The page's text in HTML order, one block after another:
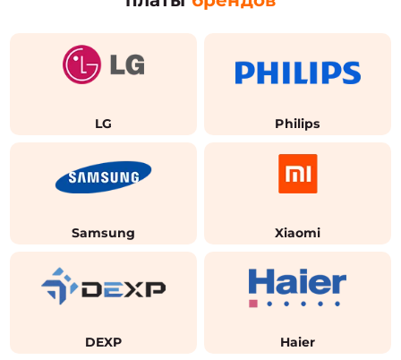
LG Philips
Samsung Xiaomi
DEXP Haier